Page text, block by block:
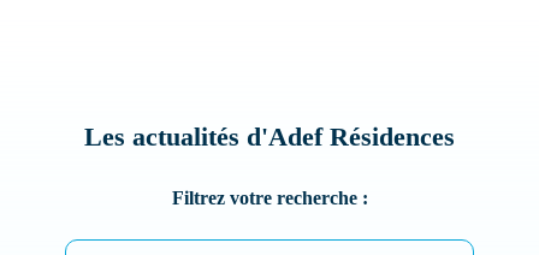
Entrez votre recherche
Les actualités d'Adef Résidences
Filtrez votre recherche :